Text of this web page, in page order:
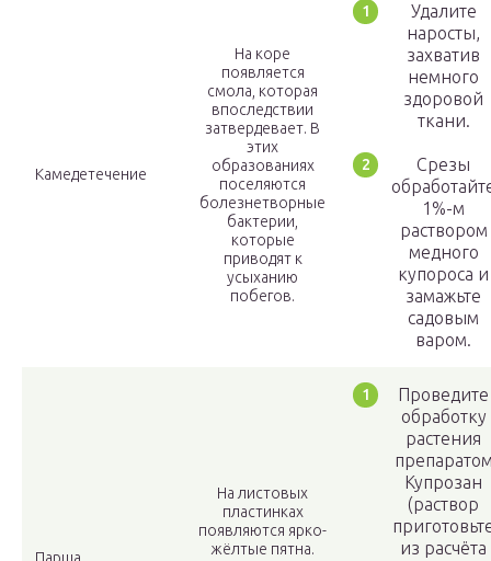
Камедетечение
На коре
появляется
смола, которая
впоследствии
затвердевает. В
этих
образованиях
поселяются
болезнетворные
бактерии,
которые
приводят к
усыханию
побегов.
Удалите
наросты,
захватив
немного
здоровой
ткани.
Срезы
1%-м
раствором
медного
купороса и
замажьте
садовым
варом.
На листовых
пластинках
появляются ярко-
жёлтые пятна.
Проведите
обработку
растения
Купрозан
(раствор
из расчёта